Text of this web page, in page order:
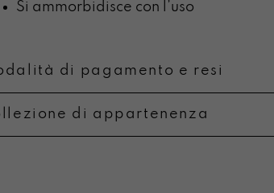
Si ammorbidisce con l’uso
di pagamento e resi
di appartenenza